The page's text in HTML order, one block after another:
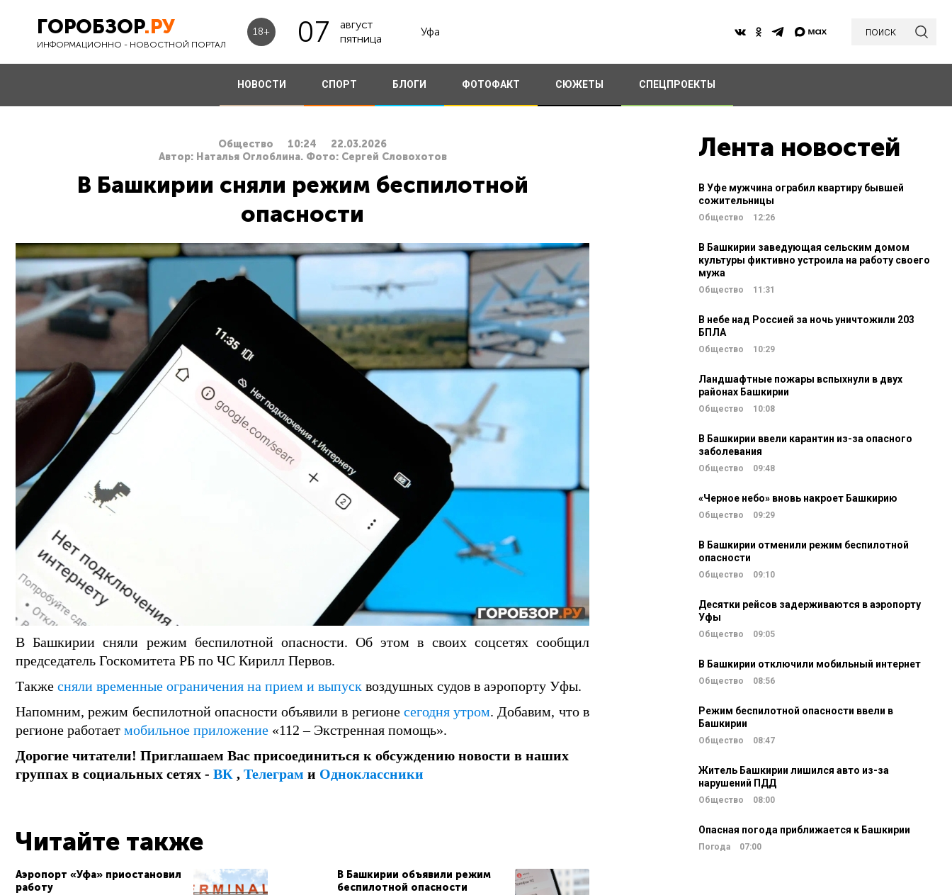
ГОРОБЗОР.РУ
ИНФОРМАЦИОННО - НОВОСТНОЙ ПОРТАЛ
18+ 07
август
пятница
Уфа поиск
НОВОСТИ СПОРТ БЛОГИ ФОТОФАКТ СЮЖЕТЫ СПЕЦПРОЕКТЫ
Общество 10:24
22.03.2026
Автор: Наталья Оглоблина. Фото: Сергей Словохотов
В Башкирии сняли режим беспилотной
опасности
В Башкирии сняли режим беспилотной опасности. Об этом в своих соцсетях сообщил
председатель Госкомитета РБ по ЧС Кирилл Первов.
Также сняли временные ограничения на прием и выпуск воздушных судов в аэропорту Уфы.
Напомним, режим беспилотной опасности объявили в регионе сегодня утром. Добавим, что в
регионе работает мобильное приложение «112 – Экстренная помощь».
Дорогие читатели! Приглашаем Вас присоединиться к обсуждению новости в наших
группах в социальных сетях - ВК , Телеграм и Одноклассники
Читайте также
Аэропорт «Уфа» приостановил
работу
В Башкирии объявили режим
беспилотной опасности
Лента новостей
В Уфе мужчина ограбил квартиру бывшей
сожительницы
Общество 12:26
В Башкирии заведующая сельским домом
культуры фиктивно устроила на работу своего
мужа
Общество 11:31
В небе над Россией за ночь уничтожили 203
БПЛА
Общество 10:29
Ландшафтные пожары вспыхнули в двух
районах Башкирии
Общество 10:08
В Башкирии ввели карантин из-за опасного
заболевания
Общество 09:48
«Черное небо» вновь накроет Башкирию
Общество 09:29
В Башкирии отменили режим беспилотной
опасности
Общество 09:10
Десятки рейсов задерживаются в аэропорту
Уфы
Общество 09:05
В Башкирии отключили мобильный интернет
Общество 08:56
Режим беспилотной опасности ввели в
Башкирии
Общество 08:47
Житель Башкирии лишился авто из-за
нарушений ПДД
Общество 08:00
Опасная погода приближается к Башкирии
Погода 07:00